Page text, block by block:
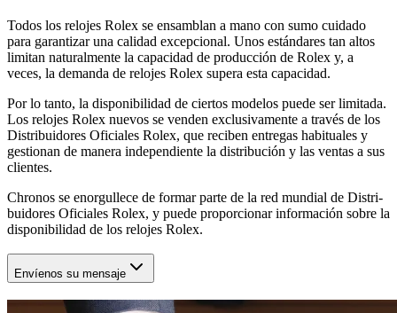
Todos los relojes Rolex se ensamblan a mano con sumo cuidado
para garantizar una calidad excepcional. Unos estándares tan altos
limitan naturalmente la capacidad de producción de Rolex y, a
veces, la demanda de relojes Rolex supera esta capacidad.
Por lo tanto, la disponibilidad de ciertos modelos puede ser limitada.
Los relojes Rolex nuevos se venden exclusivamente a través de los
Distribuidores Oficiales Rolex, que reciben entregas habituales y
gestionan de manera independiente la distribución y las ventas a sus
clientes.
Chronos se enorgullece de formar parte de la red mundial de Distri-
buidores Oficiales Rolex, y puede proporcionar información sobre la
disponibilidad de los relojes Rolex.
Envíenos su mensaje